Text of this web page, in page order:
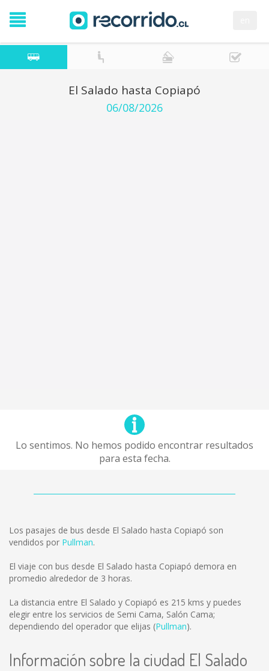
El Salado hasta Copiapó
06/08/2026
Lo sentimos. No hemos podido encontrar resultados
para esta fecha.
Los pasajes de bus desde El Salado hasta Copiapó son
vendidos por Pullman.
El viaje con bus desde El Salado hasta Copiapó demora en
promedio alrededor de 3 horas.
La distancia entre El Salado y Copiapó es 215 kms y puedes
elegir entre los servicios de Semi Cama, Salón Cama;
dependiendo del operador que elijas (Pullman).
Información sobre la ciudad El Salado